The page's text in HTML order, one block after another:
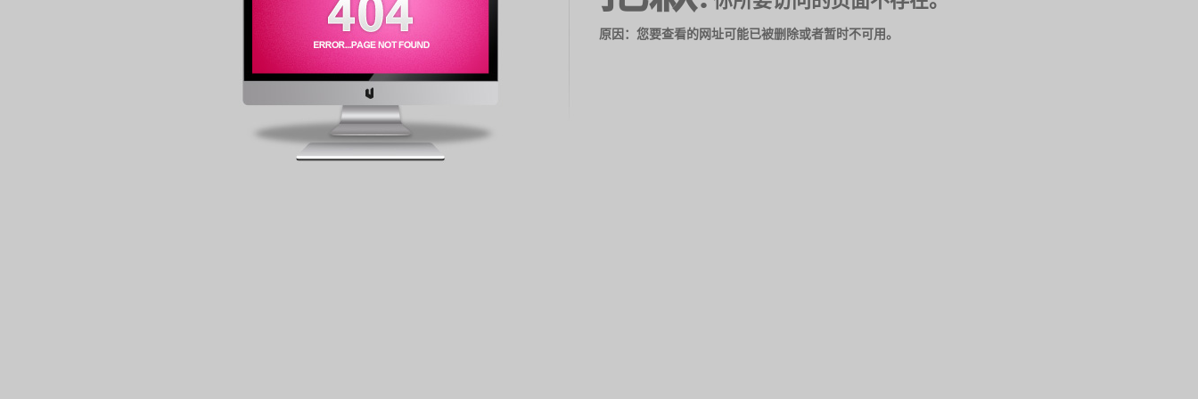
原因：您要查看的网址可能已被删除或者暂时不可用。